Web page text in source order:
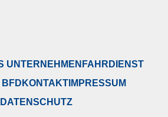
UNTERNEHMEN FAHRDIENST
BFD KONTAKTIMPRESSUM
DATENSCHUTZ